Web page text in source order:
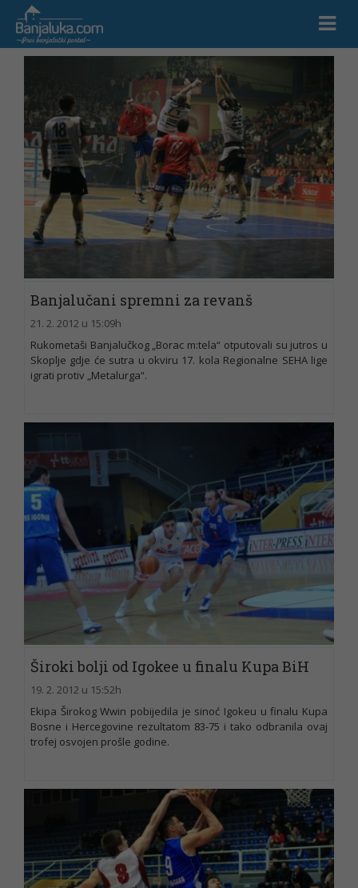
Banjalučani spremni za revanš
21. 2. 2012 u 15:09h
Rukometaši Banjalučkog „Borac m:tela“ otputovali su jutros u
Skoplje gdje će sutra u okviru 17. kola Regionalne SEHA lige
igrati protiv „Metalurga“.
Široki bolji od Igokee u finalu Kupa BiH
19. 2. 2012 u 15:52h
Ekipa Širokog Wwin pobijedila je sinoć Igokeu u finalu Kupa
Bosne i Hercegovine rezultatom 83-75 i tako odbranila ovaj
trofej osvojen prošle godine.